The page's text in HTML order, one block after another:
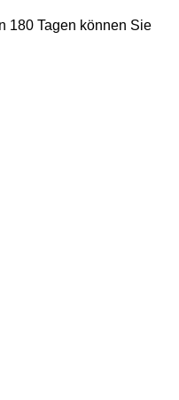
180 Tagen können Sie